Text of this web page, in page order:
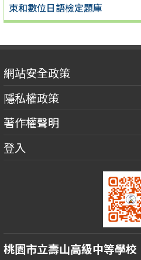
東和數位日語檢定題庫
網站安全政策
隱私權政策
著作權聲明
登入
桃園市立壽山高級中等學校